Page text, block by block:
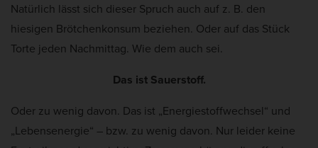
Natürlich lässt sich dieser Spruch auch auf z. B. den
hiesigen Brötchenkonsum beziehen. Oder auf das Stück
Torte jeden Nachmittag. Wie dem auch sei.
Das ist Sauerstoff.
Oder zu wenig davon. Das ist „Energiestoffwechsel“ und
„Lebensenergie“ – bzw. zu wenig davon. Nur leider keine